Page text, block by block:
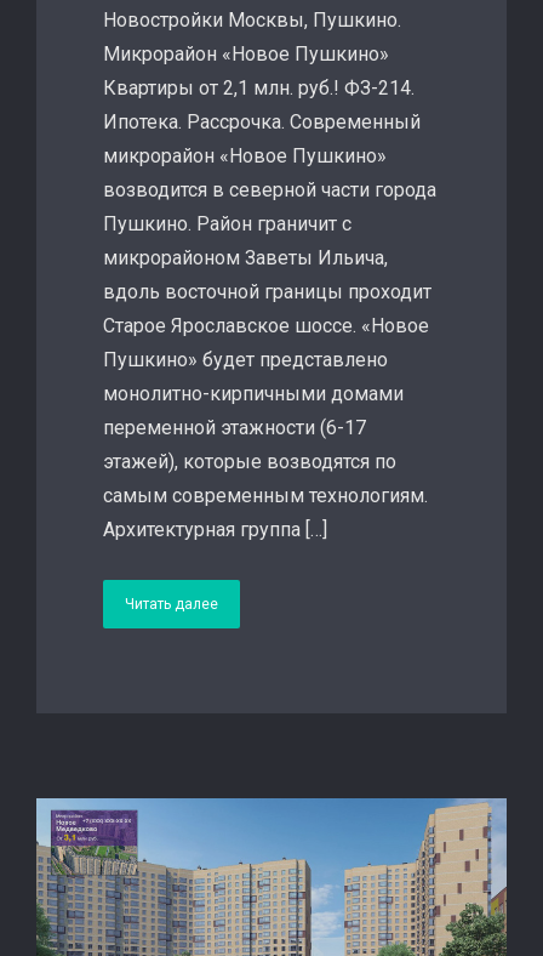
Новостройки Москвы, Пушкино.
Микрорайон «Новое Пушкино»
Квартиры от 2,1 млн. руб.! ФЗ-214.
Ипотека. Рассрочка. Современный
микрорайон «Новое Пушкино»
возводится в северной части города
Пушкино. Район граничит с
микрорайоном Заветы Ильича,
вдоль восточной границы проходит
Старое Ярославское шоссе. «Новое
Пушкино» будет представлено
монолитно-кирпичными домами
переменной этажности (6-17
этажей), которые возводятся по
самым современным технологиям.
Архитектурная группа […]
Читать далее